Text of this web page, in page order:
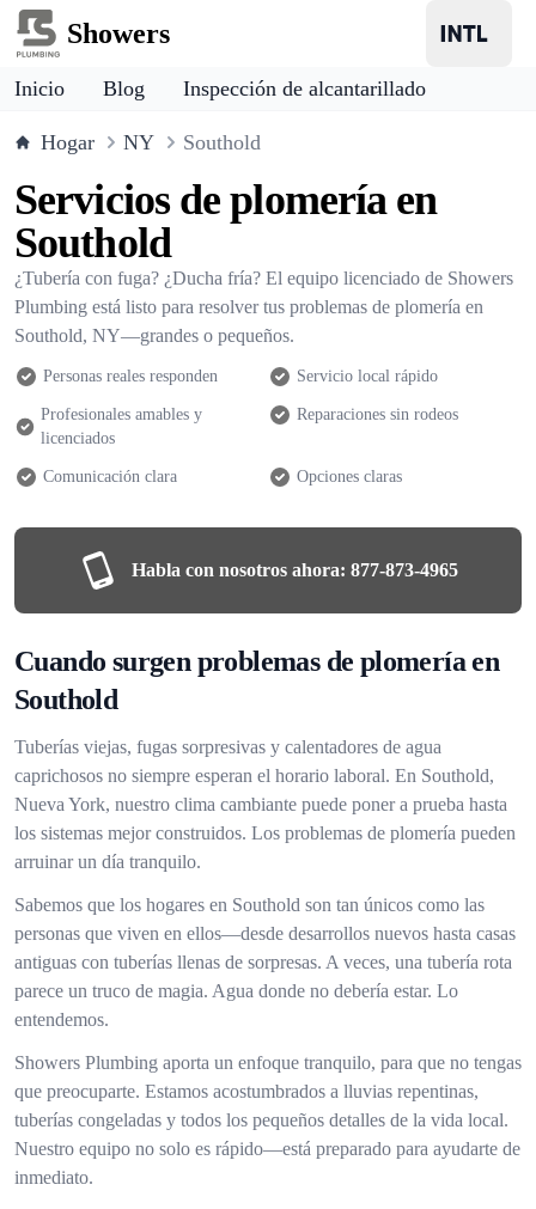
Showers
Inicio Blog Inspección de alcantarillado
Hogar NY Southold
Servicios de plomería en
Southold
¿Tubería con fuga? ¿Ducha fría? El equipo licenciado de Showers
Plumbing está listo para resolver tus problemas de plomería en
Southold, NY—grandes o pequeños.
Personas reales responden Servicio local rápido
Profesionales amables y
licenciados
Reparaciones sin rodeos
Comunicación clara Opciones claras
Habla con nosotros ahora: 877-873-4965
Cuando surgen problemas de plomería en
Southold
Tuberías viejas, fugas sorpresivas y calentadores de agua
caprichosos no siempre esperan el horario laboral. En Southold,
Nueva York, nuestro clima cambiante puede poner a prueba hasta
los sistemas mejor construidos. Los problemas de plomería pueden
arruinar un día tranquilo.
Sabemos que los hogares en Southold son tan únicos como las
personas que viven en ellos—desde desarrollos nuevos hasta casas
antiguas con tuberías llenas de sorpresas. A veces, una tubería rota
parece un truco de magia. Agua donde no debería estar. Lo
entendemos.
Showers Plumbing aporta un enfoque tranquilo, para que no tengas
que preocuparte. Estamos acostumbrados a lluvias repentinas,
tuberías congeladas y todos los pequeños detalles de la vida local.
Nuestro equipo no solo es rápido—está preparado para ayudarte de
inmediato.